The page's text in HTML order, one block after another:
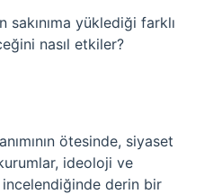
sakınıma yüklediği farklı
nasıl etkiler?
ötesinde, siyaset
ideoloji ve
incelendiğinde derin bir